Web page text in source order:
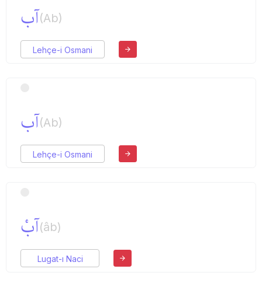
آب(Ab)
Lehçe-i Osmani
آب(Ab)
Lehçe-i Osmani
آبْ(âb)
Lugat-ı Naci